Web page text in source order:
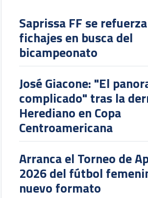
Saprissa FF se
fichajes en busca del
bicampeonato
José Giacone: "El
complicado" tras la
Herediano en Copa
Centroamericana
Arranca el Torneo de
2026 del fútbol
nuevo formato